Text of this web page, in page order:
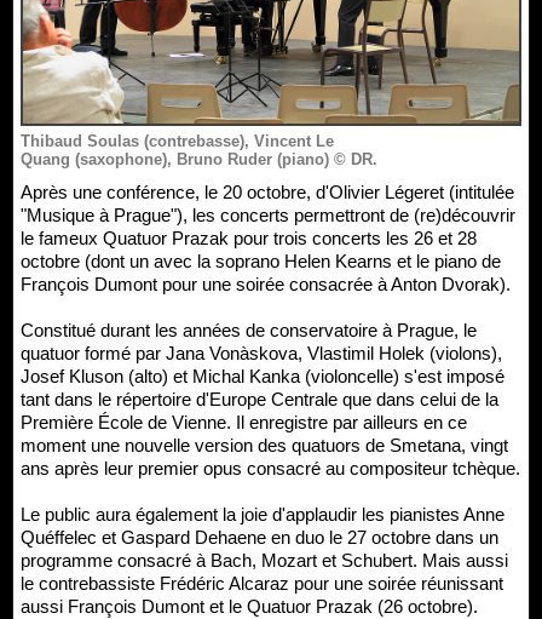
Thibaud Soulas (contrebasse), Vincent Le
Quang (saxophone), Bruno Ruder (piano) © DR.
Après une conférence, le 20 octobre, d'Olivier Légeret (intitulée
"Musique à Prague"), les concerts permettront de (re)découvrir
le fameux Quatuor Prazak pour trois concerts les 26 et 28
octobre (dont un avec la soprano Helen Kearns et le piano de
François Dumont pour une soirée consacrée à Anton Dvorak).
Constitué durant les années de conservatoire à Prague, le
quatuor formé par Jana Vonàskova, Vlastimil Holek (violons),
Josef Kluson (alto) et Michal Kanka (violoncelle) s'est imposé
tant dans le répertoire d'Europe Centrale que dans celui de la
Première École de Vienne. Il enregistre par ailleurs en ce
moment une nouvelle version des quatuors de Smetana, vingt
ans après leur premier opus consacré au compositeur tchèque.
Le public aura également la joie d'applaudir les pianistes Anne
Quéffelec et Gaspard Dehaene en duo le 27 octobre dans un
programme consacré à Bach, Mozart et Schubert. Mais aussi
le contrebassiste Frédéric Alcaraz pour une soirée réunissant
aussi François Dumont et le Quatuor Prazak (26 octobre).